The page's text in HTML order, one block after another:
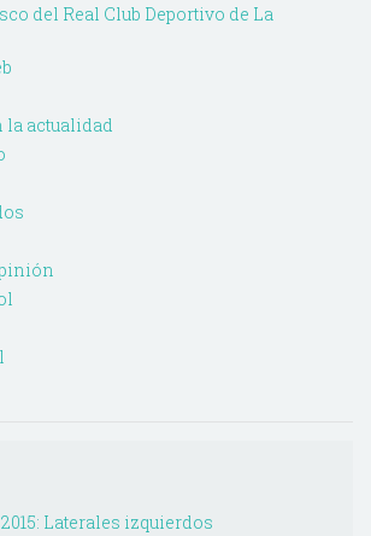
del Real Club Deportivo de La
la actualidad
2015: Laterales izquierdos